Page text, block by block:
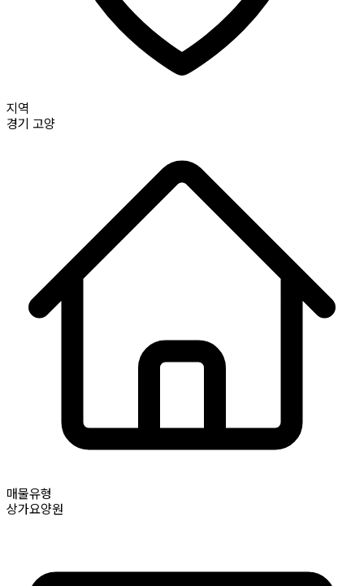
지역
경기 고양
매물유형
상가요양원